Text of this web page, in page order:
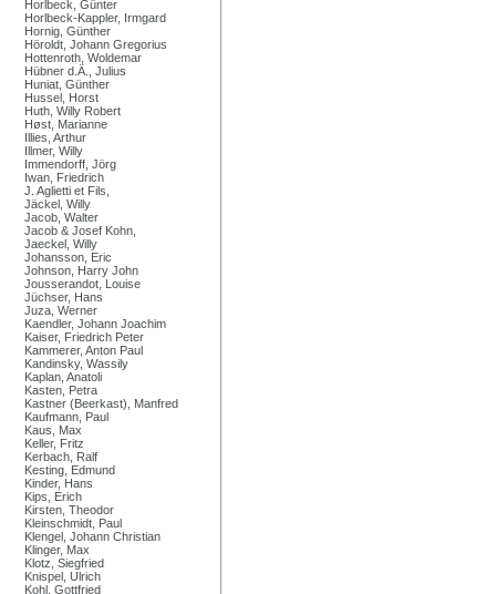
Horlbeck, Günter
Horlbeck-Kappler, Irmgard
Hornig, Günther
Höroldt, Johann Gregorius
Hottenroth, Woldemar
Hübner d.Ä., Julius
Huniat, Günther
Hussel, Horst
Huth, Willy Robert
Høst, Marianne
Illies, Arthur
Illmer, Willy
Immendorff, Jörg
Iwan, Friedrich
J. Aglietti et Fils,
Jäckel, Willy
Jacob, Walter
Jacob & Josef Kohn,
Jaeckel, Willy
Johansson, Eric
Johnson, Harry John
Jousserandot, Louise
Jüchser, Hans
Juza, Werner
Kaendler, Johann Joachim
Kaiser, Friedrich Peter
Kammerer, Anton Paul
Kandinsky, Wassily
Kaplan, Anatoli
Kasten, Petra
Kastner (Beerkast), Manfred
Kaufmann, Paul
Kaus, Max
Keller, Fritz
Kerbach, Ralf
Kesting, Edmund
Kinder, Hans
Kips, Erich
Kirsten, Theodor
Kleinschmidt, Paul
Klengel, Johann Christian
Klinger, Max
Klotz, Siegfried
Knispel, Ulrich
Kohl, Gottfried